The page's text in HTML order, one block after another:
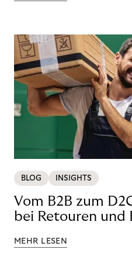
BLOG INSIGHTS
Vom B2B zum
bei Retouren und
MEHR LESEN